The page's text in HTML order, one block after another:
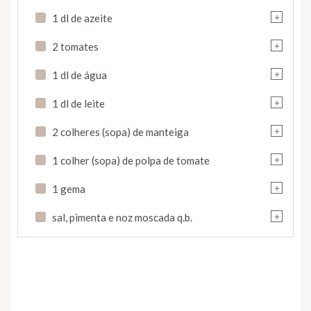
+
1 dl de azeite
+
2 tomates
+
1 dl de água
+
1 dl de leite
+
2 colheres (sopa) de manteiga
+
1 colher (sopa) de polpa de tomate
+
1 gema
+
sal, pimenta e noz moscada q.b.